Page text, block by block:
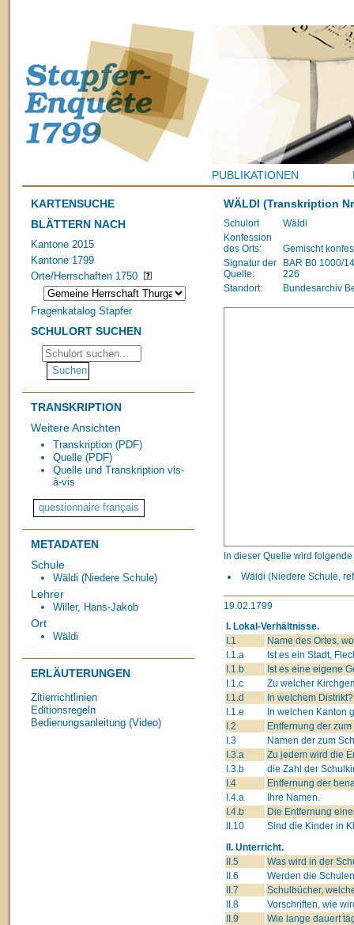
PUBLIKATIONEN
KARTENSUCHE
BLÄTTERN NACH
Kantone 2015
Kantone 1799
Orte/Herrschaften 1750
Fragenkatalog Stapfer
SCHULORT SUCHEN
TRANSKRIPTION
Weitere Ansichten
Transkription (PDF)
Quelle (PDF)
Quelle und Transkription vis-
à-vis
METADATEN
Schule
Wäldi (Niedere Schule)
Lehrer
Willer, Hans-Jakob
Ort
Wäldi
ERLÄUTERUNGEN
Zitierrichtlinien
Editionsregeln
Bedienungsanleitung (Video)
WÄLDI (Transkription
Schulort
Wäldi
Konfession
des Orts:
Gemischt
Signatur der
Quelle:
BAR B0 1000/
226
Standort:
Bundesarchiv
In dieser Quelle wird
Wäldi (Niedere Schule,
19.02.1799
I. Lokal-Verhältnisse.
I.1
Name des Ortes,
I.1.a
Ist es ein Stadt,
I.1.b
Ist es eine eigene
I.1.c
Zu welcher
I.1.d
In welchem Distrikt?
I.1.e
In welchen Kanton
I.2
Entfernung der
I.3
Namen der zum
I.3.a
Zu jedem wird die
I.3.b
die Zahl der
I.4
Entfernung der
I.4.a
Ihre Namen.
I.4.b
Die Entfernung
II.10
Sind die Kinder in
II. Unterricht.
II.5
Was wird in der
II.6
Werden die
II.7
Schulbücher,
II.8
Vorschriften, wie
II.9
Wie lange dauert